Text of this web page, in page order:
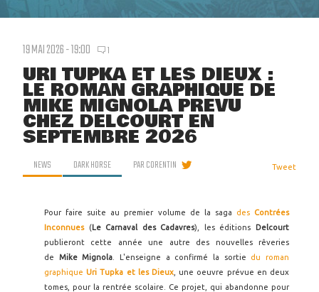
19 MAI 2026 - 19:00 1
URI TUPKA ET LES DIEUX :
LE ROMAN GRAPHIQUE DE
MIKE MIGNOLA PRÉVU
CHEZ DELCOURT EN
SEPTEMBRE 2026
NEWS DARK HORSE PARCORENTIN Tweet
Pour faire suite au premier volume de la saga desContrées
Inconnues(Le Carnaval des Cadavres), les éditions Delcourt
publieront cette année une autre des nouvelles rêveries
de Mike Mignola . L'enseigne a confirmé la sortie du roman
graphiqueUri Tupka et les Dieux , une oeuvre prévue en deux
tomes, pour la rentrée scolaire. Ce projet, qui abandonne pour